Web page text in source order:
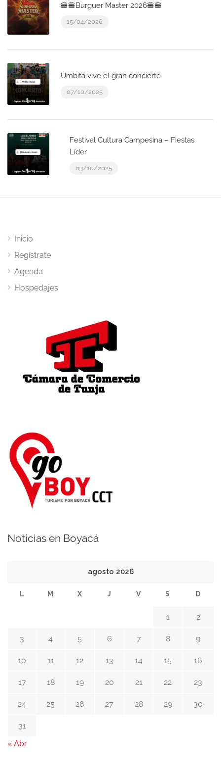
🍔🍔Burguer Master 2026🍔🍔
15/04/2026
Úmbita vive el gran concierto
07/10/2025
Festival Cultura Campesina – Fiestas
Líder
03/10/2025
Inicio
Regístrate
Agenda
Hospedajes
Noticias en Boyacá
agosto 2026
L M X J V S D
1 2
3 4 5 6 7 8 9
10 11 12 13 14 15 16
17 18 19 20 21 22 23
24 25 26 27 28 29 30
31
« Abr